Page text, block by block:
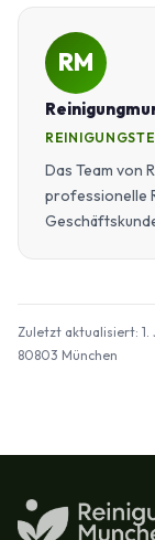
RM
Das Team von
professionelle
Zuletzt aktualisiert: 1.
80803 München